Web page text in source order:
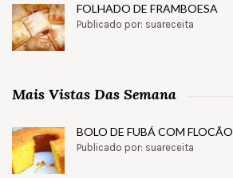
FOLHADO DE FRAMBOESA
Publicado por: suareceita
Mais Vistas Das Semana
BOLO DE FUBÁ COM FLOCÃO
Publicado por: suareceita